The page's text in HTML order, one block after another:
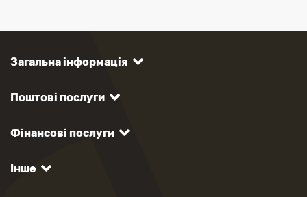
Загальна інформація
Поштові послуги
Фінансові послуги
Інше